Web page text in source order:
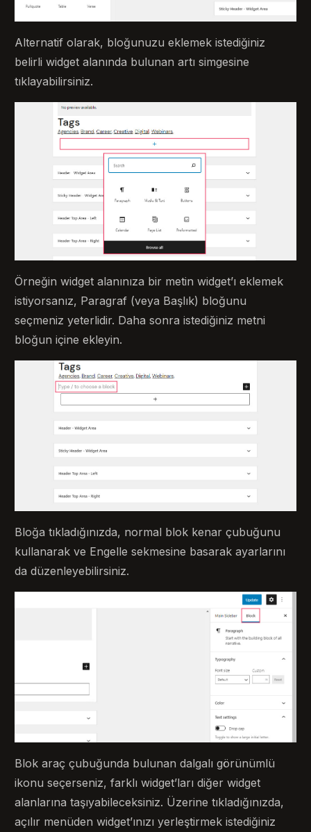
Alternatif olarak, bloğunuzu eklemek istediğiniz
belirli widget alanında bulunan artı simgesine
tıklayabilirsiniz.
Örneğin widget alanınıza bir metin widget’ı eklemek
istiyorsanız, Paragraf (veya Başlık) bloğunu
seçmeniz yeterlidir. Daha sonra istediğiniz metni
bloğun içine ekleyin.
Bloğa tıkladığınızda, normal blok kenar çubuğunu
kullanarak ve Engelle sekmesine basarak ayarlarını
da düzenleyebilirsiniz.
Blok araç çubuğunda bulunan dalgalı görünümlü
ikonu seçerseniz, farklı widget’ları diğer widget
alanlarına taşıyabileceksiniz. Üzerine tıkladığınızda,
açılır menüden widget’ınızı yerleştirmek istediğiniz